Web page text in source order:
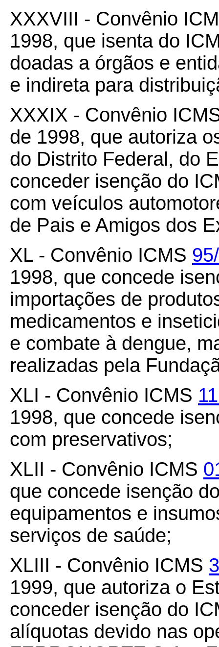
XXXVIII - Convênio
1998, que isenta do
doadas a órgãos e
e indireta para
XXXIX - Convênio
de 1998, que autoriza
do Distrito Federal, do
conceder isenção do
com veículos
de Pais e Amigos dos
XL - Convênio ICMS
1998, que concede
importações de
medicamentos e
e combate à dengue,
realizadas pela
XLI - Convênio ICMS
1998, que concede
com preservativos;
XLII - Convênio ICMS
que concede isenção
equipamentos e
serviços de saúde;
XLIII - Convênio ICMS
1999, que autoriza o
conceder isenção do
alíquotas devido nas